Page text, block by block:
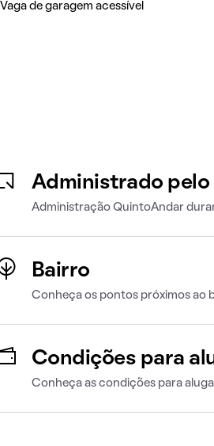
Vaga de garagem acessível
Administrado
Administração QuintoAndar
Bairro
Conheça os pontos próximos ao
Condições para
Conheça as condições para